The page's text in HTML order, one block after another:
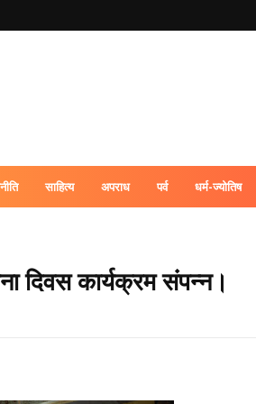
साहित्य अपराध पर्व धर्म-ज्योतिष
दिवस कार्यक्रम संपन्‍न।